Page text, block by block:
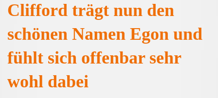
Clifford trägt nun den
schönen Namen Egon und
fühlt sich offenbar sehr
wohl dabei